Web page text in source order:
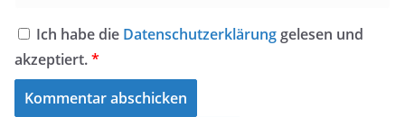
Ich habe die Datenschutzerklärung gelesen und
akzeptiert.*